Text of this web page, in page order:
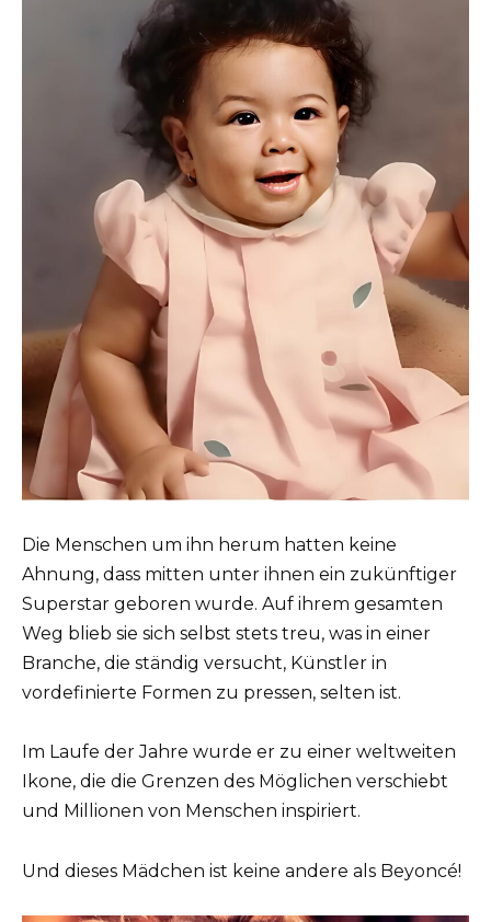
Die Menschen um ihn herum hatten keine
Ahnung, dass mitten unter ihnen ein zukünftiger
Superstar geboren wurde. Auf ihrem gesamten
Weg blieb sie sich selbst stets treu, was in einer
Branche, die ständig versucht, Künstler in
vordefinierte Formen zu pressen, selten ist.
Im Laufe der Jahre wurde er zu einer weltweiten
Ikone, die die Grenzen des Möglichen verschiebt
und Millionen von Menschen inspiriert.
Und dieses Mädchen ist keine andere als Beyoncé!